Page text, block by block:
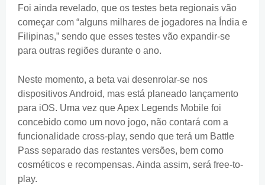
Foi ainda revelado, que os testes beta regionais vão
começar com “alguns milhares de jogadores na Índia e
Filipinas,” sendo que esses testes vão expandir-se
para outras regiões durante o ano.
Neste momento, a beta vai desenrolar-se nos
dispositivos Android, mas está planeado lançamento
para iOS. Uma vez que Apex Legends Mobile foi
concebido como um novo jogo, não contará com a
funcionalidade cross-play, sendo que terá um Battle
Pass separado das restantes versões, bem como
cosméticos e recompensas. Ainda assim, será free-to-
play.